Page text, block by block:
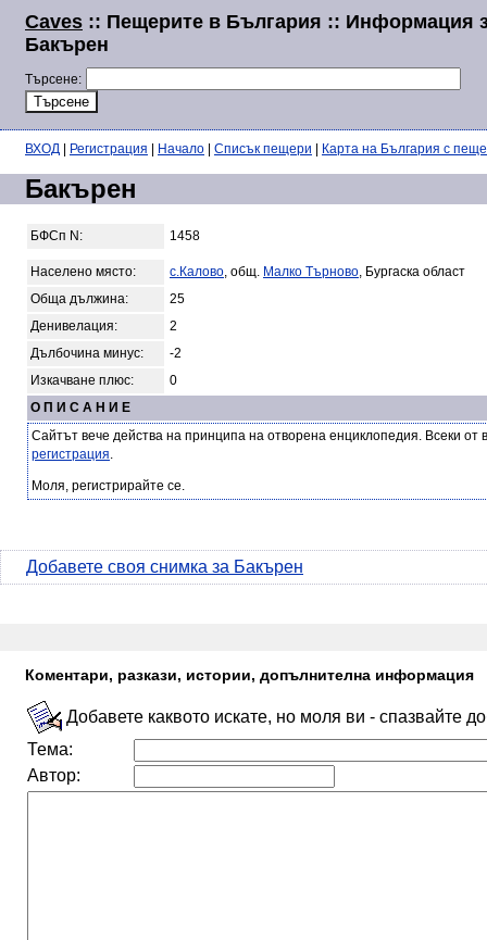
Caves :: Пещерите в България :: Информация
Бакърен
Търсене:
ВХОД Регистрация Начало Списък пещери Карта на България с
Бакърен
БФСп N: 1458
Населено място: с.Калово, общ. Малко Търново, Бургаска област
Обща дължина:
25
Денивелация:
2
Дълбочина минус:
-2
Изкачване плюс:
0
О П И С А Н И Е
Сайтът вече действа на принципа на отворена енциклопедия. Всеки
регистрация.
Моля, регистрирайте се.
Добавете своя снимка за Бакърен
Коментари, разкази, истории, допълнителна информация
Добавете каквото искате, но моля ви - спазвайте
Тема:
Автор: